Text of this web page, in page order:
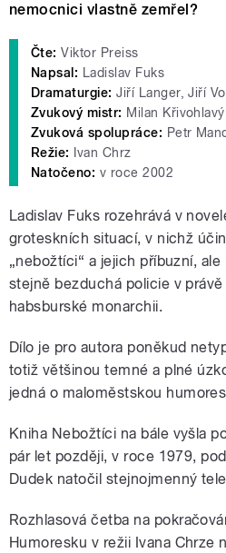
nemocnici vlastně zemřel?
Čte: Viktor Preiss
Napsal: Ladislav Fuks
Dramaturgie: Jiří Langer, Jiří
Zvukový mistr: Milan Křivohlavý
Zvuková spolupráce: Petr
Režie:
Ivan Chrz
Natočeno: v roce 2002
Ladislav Fuks rozehrává v
groteskních situací, v nichž
„nebožtíci“ a jejich příbuzní,
stejně bezduchá policie v
habsburské monarchii.
Dílo je pro autora poněkud
totiž většinou temné a plné
jedná o maloměstskou
Kniha Nebožtíci na bále vyšla
pár let později, v roce 1979,
Dudek natočil stejnojmenný
Rozhlasová četba na
Humoresku v režii Ivana Chrze